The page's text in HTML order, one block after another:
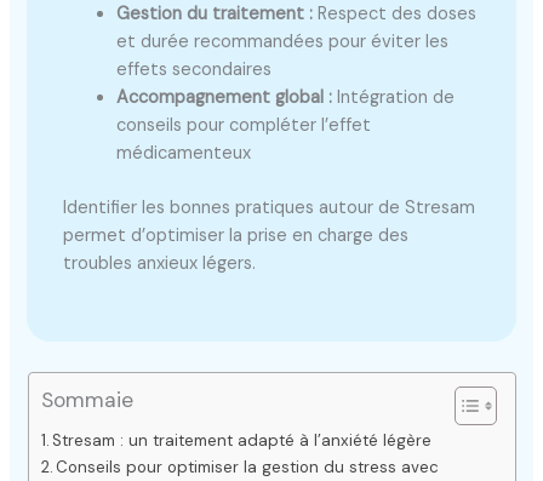
Gestion du traitement : Respect des doses
et durée recommandées pour éviter les
effets secondaires
Accompagnement global : Intégration de
conseils pour compléter l’effet
médicamenteux
Identifier les bonnes pratiques autour de Stresam
permet d’optimiser la prise en charge des
troubles anxieux légers.
Sommaie
Stresam : un traitement adapté à l’anxiété légère
Conseils pour optimiser la gestion du stress avec